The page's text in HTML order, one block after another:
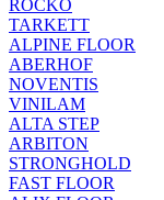
ROCKO
TARKETT
ALPINE FLOOR
ABERHOF
NOVENTIS
VINILAM
ALTA STEP
ARBITON
STRONGHOLD
FAST FLOOR